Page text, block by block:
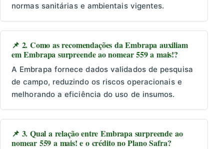
normas sanitárias e ambientais vigentes.
📌 2. Como as recomendações da Embrapa auxiliam
em Embrapa surpreende ao nomear 559 a mais!?
A Embrapa fornece dados validados de pesquisa
de campo, reduzindo os riscos operacionais e
melhorando a eficiência do uso de insumos.
📌 3. Qual a relação entre Embrapa surpreende ao
nomear 559 a mais! e o crédito no Plano Safra?